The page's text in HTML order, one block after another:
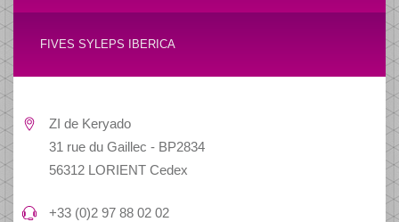
FIVES SYLEPS IBERICA
ZI de Keryado
31 rue du Gaillec - BP2834
56312 LORIENT Cedex
+33 (0)2 97 88 02 02